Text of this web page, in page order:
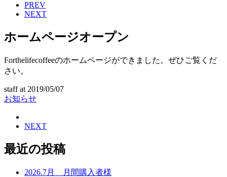
PREV
NEXT
ホームページオープン
Forthelifecoffeeのホームページができました。ぜひご覧くだ
さい。
staffat 2019/05/07
お知らせ
NEXT
最近の投稿
2026.7月 月間購入者様